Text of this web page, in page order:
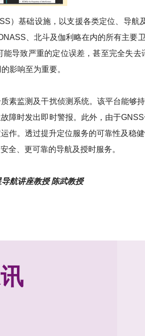
）基础设施，以支援各类定位、导
、北斗及伽利略在内的所有主
导致严重的定位误差，甚至完全失
影响至为重要。
素监测及干扰侦测系统。该平台能够
障时发出即时警报。此外，由于
作。透过提升定位服务的可靠性及稳
全、更可靠的导航及授时服务。
航讲座教授 陈武教授